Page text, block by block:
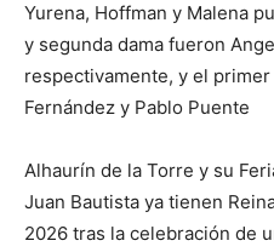
Yurena, Hoffman y Malena
y segunda dama fueron
respectivamente, y el
Fernández y Pablo Puente
Alhaurín de la Torre y su
Juan Bautista ya tienen
2026 tras la celebración de